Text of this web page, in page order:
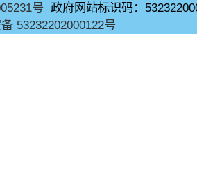
号 政府网站标识码：
53232202000122号